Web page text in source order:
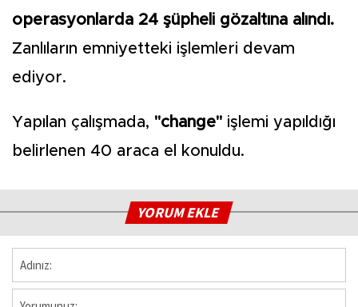
operasyonlarda 24 şüpheli gözaltına alındı.
Zanlıların emniyetteki işlemleri devam
ediyor.
Yapılan çalışmada, "change" işlemi yapıldığı
belirlenen 40 araca el konuldu.
YORUM EKLE